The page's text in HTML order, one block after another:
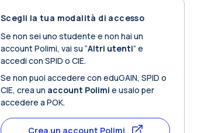
Scegli la tua modalità di accesso
Se non sei uno studente e non hai un
account Polimi, vai su “Altri utenti” e
accedi con SPID o CIE.
Se non puoi accedere con eduGAIN, SPID o
CIE, crea un account Polimi e usalo per
accedere a POK.
Crea un account Polimi